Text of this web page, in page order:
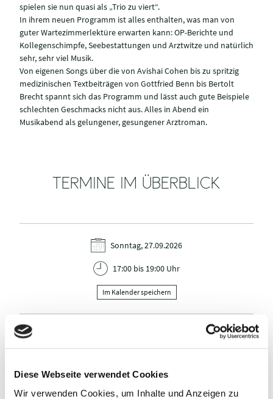
Diese Webseite verwendet Cookies
Wir verwenden Cookies, um Inhalte und Anzeigen zu
spielen sie nun quasi als „Trio zu viert“.
In ihrem neuen Programm ist alles enthalten, was man von
guter Wartezimmerlektüre erwarten kann: OP-Berichte und
Kollegenschimpfe, Seebestattungen und Arztwitze und natürlich
sehr, sehr viel Musik.
Von eigenen Songs über die von Avishai Cohen bis zu spritzig
medizinischen Textbeiträgen von Gottfried Benn bis Bertolt
Brecht spannt sich das Programm und lässt auch gute Beispiele
schlechten Geschmacks nicht aus. Alles in Abend ein
Musikabend als gelungener, gesungener Arztroman.
TERMINE IM ÜBERBLICK
Sonntag, 27.09.2026
17:00 bis 19:00 Uhr
Im Kalender speichern
VERANSTALTER